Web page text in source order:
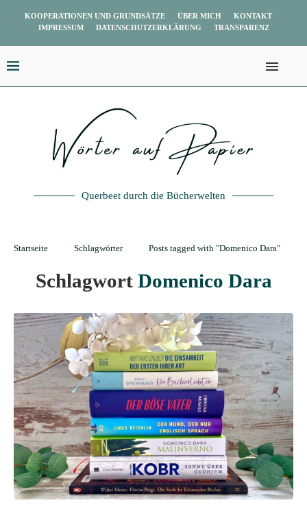
KOOPERATIONEN UND GRUNDSÄTZE ÜBER MICH
KONTAKT
IMPRESSUM
DATENSCHUTZERKLÄRUNG TRANSPARENZ
Querbeet durch die Bücherwelten
Startseite Schlagwörter Posts tagged with "Domenico Dara"
Schlagwort Domenico Dara